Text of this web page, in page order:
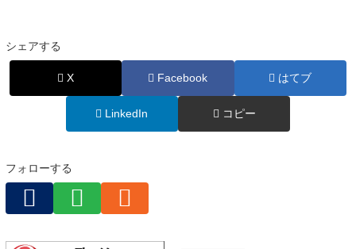
追及
シェアする
X Facebook はてブ
LinkedIn コピー
フォローする